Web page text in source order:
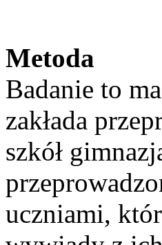
Metoda
Badanie to
zakłada
szkół
uczniami,